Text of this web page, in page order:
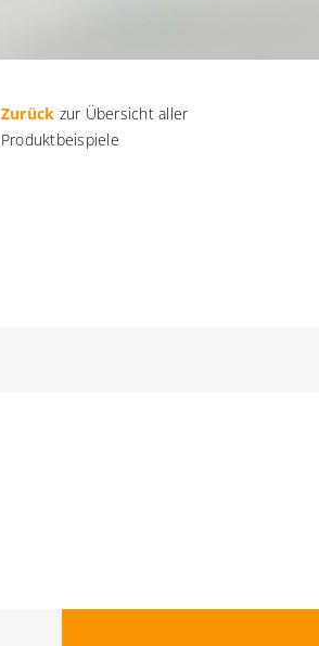
Zurück zur Übersicht aller
Produktbeispiele